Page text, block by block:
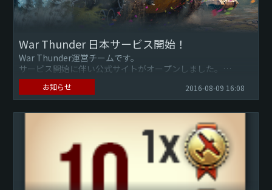
War Thunder 日本サービス開始！
War Thunder運営チームです。
サービス開始に伴い公式サイトがオープンしました。
今後は本サイトから日本語での告知情報の掲載やゲームの紹
介などが行われます。
また、日...
お知らせ 2016-08-09 16:08